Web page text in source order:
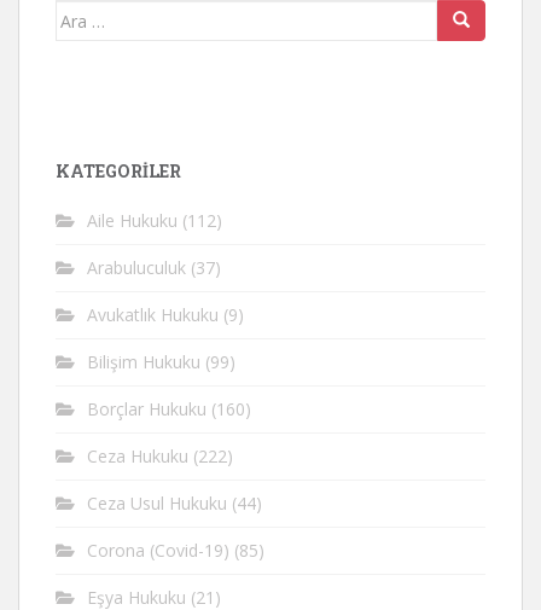
Arama
KATEGORİLER
Aile Hukuku (112)
Arabuluculuk (37)
Avukatlık Hukuku (9)
Bilişim Hukuku (99)
Borçlar Hukuku (160)
Ceza Hukuku (222)
Ceza Usul Hukuku (44)
Corona (Covid-19) (85)
Eşya Hukuku (21)